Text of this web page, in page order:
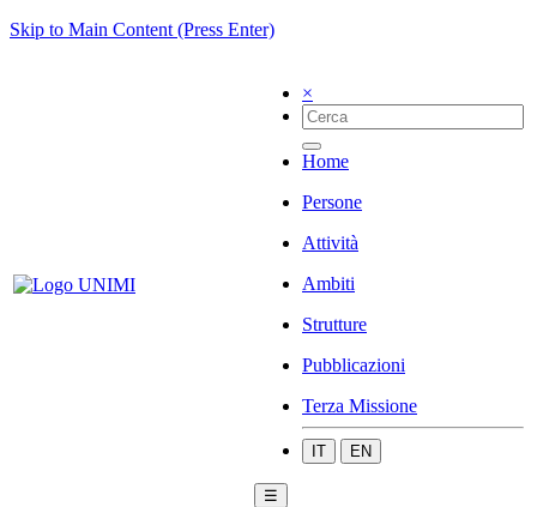
Skip to Main Content (Press Enter)
×
Home
Persone
Attività
Ambiti
Strutture
Pubblicazioni
Terza Missione
IT EN
☰